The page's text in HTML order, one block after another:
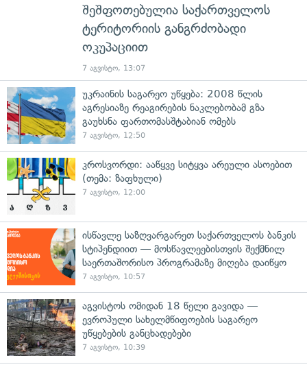
შეშფოთებულია საქართველოს
ტერიტორიის განგრძობადი
ოკუპაციით
7 აგვისტო, 13:07
უკრაინის საგარეო უწყება: 2008 წლის
აგრესიაზე რეაგირების ნაკლებობამ გზა
გაუხსნა ფართომასშტაბიან ომებს
7 აგვისტო, 12:50
კროსვორდი: ააწყვე სიტყვა არეული ასოებით
(თემა: ზაფხული)
7 აგვისტო, 12:00
ისწავლე საზღვარგარეთ საქართველოს ბანკის
სტიპენდიით — მოსწავლეებისთვის შექმნილ
საერთაშორისო პროგრამაზე მიღება დაიწყო
7 აგვისტო, 10:57
აგვისტოს ომიდან 18 წელი გავიდა —
ევროპული სახელმწიფოების საგარეო
უწყებების განცხადებები
7 აგვისტო, 10:39